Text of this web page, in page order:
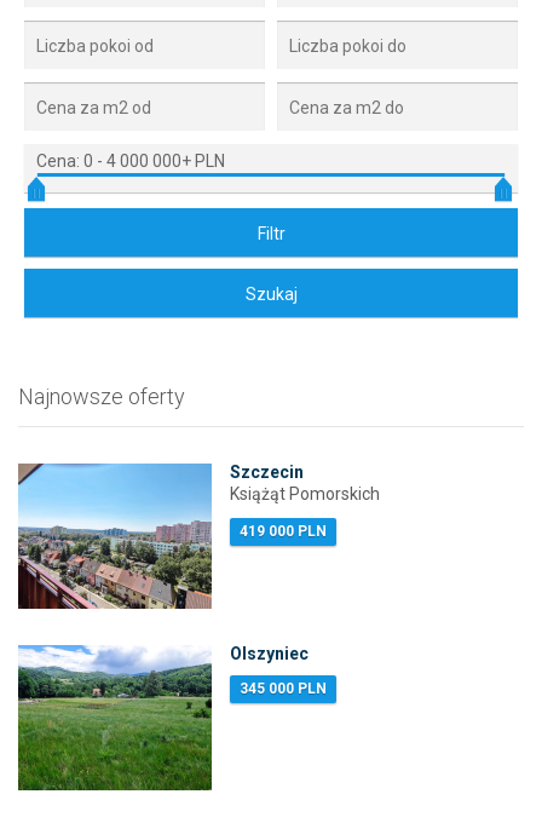
Cena: 0 - 4 000 000+ PLN
Najnowsze oferty
Szczecin
Książąt Pomorskich
419 000 PLN
Olszyniec
345 000 PLN